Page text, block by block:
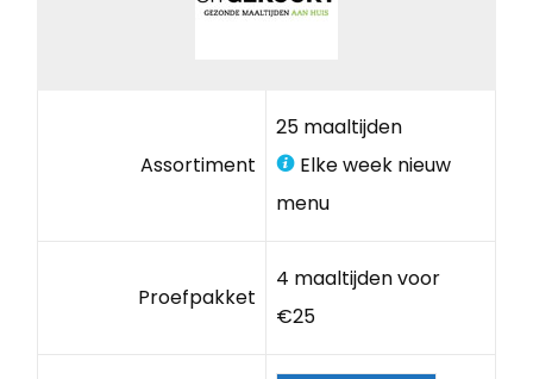
Assortiment
25 maaltijden
Elke week nieuw
menu
Proefpakket
4 maaltijden voor
€25